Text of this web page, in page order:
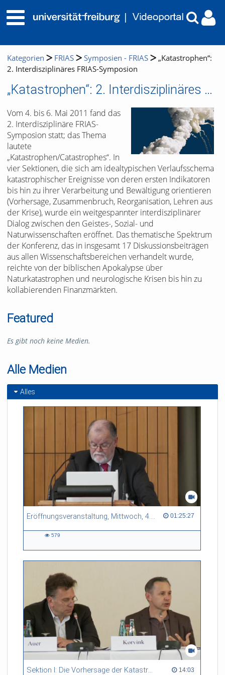
Kategorien FRIAS Symposien - FRIAS
„Katastrophen“:
2. Interdisziplinäres FRIAS-Symposion
„Katastrophen“: 2. Interdisziplinäres FRIAS-Symposion
Vom 4. bis 6. Mai 2011 fand das
2. Interdisziplinäre FRIAS-
Symposion statt; das Thema
lautete
„Katastrophen/Catastrophes“. In
vier Sektionen, die sich am idealtypischen Verlaufsschema
katastrophischer Ereignisse von deren ersten Indikatoren
bis hin zu ihrer Verarbeitung und Bewältigung orientieren
(Vorhersage, Zusammenbruch, Reorganisation, Lehren aus
der Krise), wurde ein weitgespannter interdisziplinärer
Dialog zwischen den Geistes-, Sozial- und
Naturwissenschaften eröffnet. Das thematische Spektrum
der Konferenz, das in insgesamt 17 Diskussionsbeiträgen
aus allen Wissenschaftsbereichen verhandelt wurde,
reichte von der biblischen Apokalypse über
Naturkatastrophen und neurologische Krisen bis hin zu
kollabierenden Finanzmärkten.
Featured
Es gibt noch keine Medien.
Alle Medien
Alles
Eröffnungsveranstaltung, Mittwoch, 4. Mai 2011 01:25:27
01:25:27 duration
579
Sektion I: Die Vorhersage der Katastrophe / The Premonition of Catastrophes, 5. Mai 2011 14:03
14:03 duration